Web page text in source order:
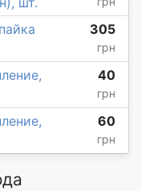
305
грн
40
грн
60
грн